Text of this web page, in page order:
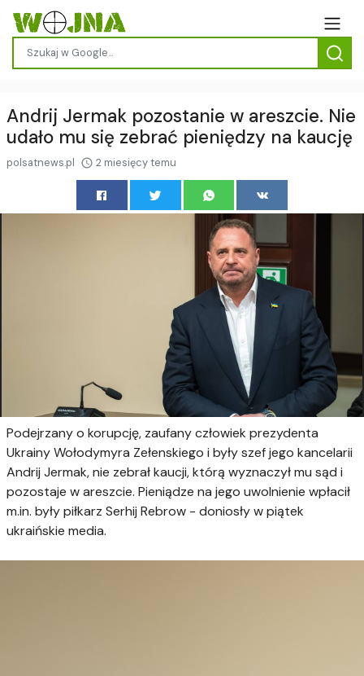
Andrij Jermak pozostanie w areszcie. Nie
udało mu się zebrać pieniędzy na kaucję
polsatnews.pl 2 miesięcy temu
Podejrzany o korupcję, zaufany człowiek prezydenta
Ukrainy Wołodymyra Zełenskiego i były szef jego kancelarii
Andrij Jermak, nie zebrał kaucji, którą wyznaczył mu sąd i
pozostaje w areszcie. Pieniądze na jego uwolnienie wpłacił
m.in. były piłkarz Serhij Rebrow - doniosły w piątek
ukraińskie media.